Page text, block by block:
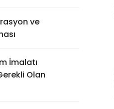
ve
İmalatı
Olan